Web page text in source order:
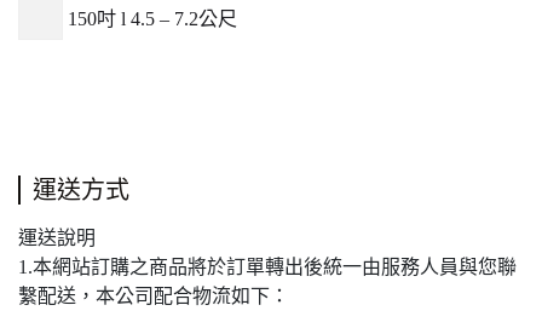
150吋 l 4.5 – 7.2公尺
運送方式
運送說明
1.本網站訂購之商品將於訂單轉出後統一由服務人員與您聯
繫配送，本公司配合物流如下：